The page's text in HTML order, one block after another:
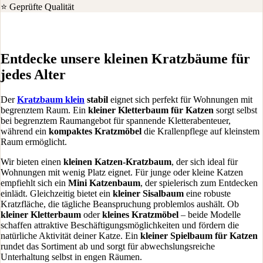
⭐ Geprüfte Qualität
Entdecke unsere kleinen Kratzbäume für
jedes Alter
DerKratzbaum klein stabil eignet sich perfekt für Wohnungen mit
begrenztem Raum. Ein kleiner Kletterbaum für Katzen sorgt selbst
bei begrenztem Raumangebot für spannende Kletterabenteuer,
während ein kompaktes Kratzmöbel die Krallenpflege auf kleinstem
Raum ermöglicht.
Wir bieten einen kleinen Katzen-Kratzbaum, der sich ideal für
Wohnungen mit wenig Platz eignet. Für junge oder kleine Katzen
empfiehlt sich ein Mini Katzenbaum, der spielerisch zum Entdecken
einlädt. Gleichzeitig bietet ein kleiner Sisalbaum eine robuste
Kratzfläche, die tägliche Beanspruchung problemlos aushält. Ob
kleiner Kletterbaum oderkleines Kratzmöbel – beide Modelle
schaffen attraktive Beschäftigungsmöglichkeiten und fördern die
natürliche Aktivität deiner Katze. Ein kleiner Spielbaum für Katzen
rundet das Sortiment ab und sorgt für abwechslungsreiche
Unterhaltung selbst in engen Räumen.